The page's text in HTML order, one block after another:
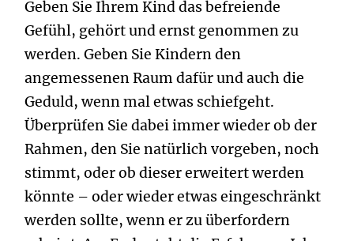
Geben Sie Ihrem Kind das befreiende
Gefühl, gehört und ernst genommen zu
werden. Geben Sie Kindern den
angemessenen Raum dafür und auch die
Geduld, wenn mal etwas schiefgeht.
Überprüfen Sie dabei immer wieder ob der
Rahmen, den Sie natürlich vorgeben, noch
stimmt, oder ob dieser erweitert werden
könnte – oder wieder etwas eingeschränkt
werden sollte, wenn er zu überfordern